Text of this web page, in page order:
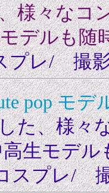
様々なコ
デルも随
プレ/ 撮
pop モデ
た、様々
生モデル
プレ/